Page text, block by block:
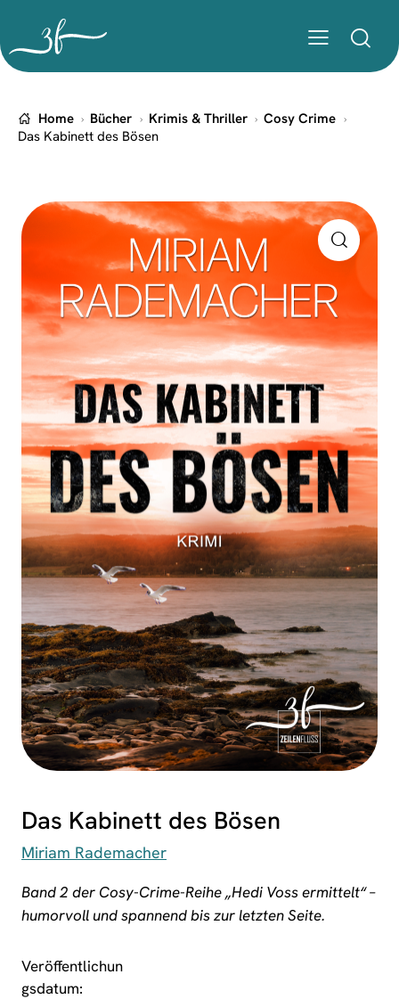
Home Bücher Krimis & Thriller
Cosy Crime
Das Kabinett des Bösen
Das Kabinett des Bösen
Miriam Rademacher
Band 2 der Cosy-Crime-Reihe „Hedi Voss ermittelt“ –
humorvoll und spannend bis zur letzten Seite.
Veröffentlichun
gsdatum